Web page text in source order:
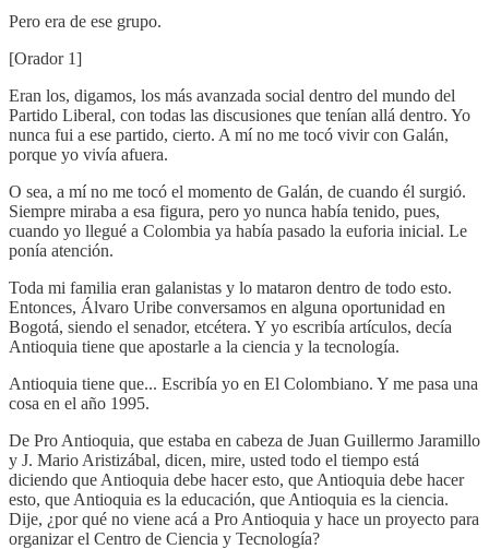
Pero era de ese grupo.
[Orador 1]
Eran los, digamos, los más avanzada social dentro del mundo del
Partido Liberal, con todas las discusiones que tenían allá dentro. Yo
nunca fui a ese partido, cierto. A mí no me tocó vivir con Galán,
porque yo vivía afuera.
O sea, a mí no me tocó el momento de Galán, de cuando él surgió.
Siempre miraba a esa figura, pero yo nunca había tenido, pues,
cuando yo llegué a Colombia ya había pasado la euforia inicial. Le
ponía atención.
Toda mi familia eran galanistas y lo mataron dentro de todo esto.
Entonces, Álvaro Uribe conversamos en alguna oportunidad en
Bogotá, siendo el senador, etcétera. Y yo escribía artículos, decía
Antioquia tiene que apostarle a la ciencia y la tecnología.
Antioquia tiene que... Escribía yo en El Colombiano. Y me pasa una
cosa en el año 1995.
De Pro Antioquia, que estaba en cabeza de Juan Guillermo Jaramillo
y J. Mario Aristizábal, dicen, mire, usted todo el tiempo está
diciendo que Antioquia debe hacer esto, que Antioquia debe hacer
esto, que Antioquia es la educación, que Antioquia es la ciencia.
Dije, ¿por qué no viene acá a Pro Antioquia y hace un proyecto para
organizar el Centro de Ciencia y Tecnología?